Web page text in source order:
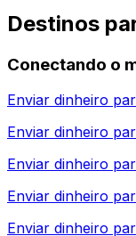
Destinos
Conectando o
Enviar dinheiro
Enviar dinheiro
Enviar dinheiro
Enviar dinheiro
Enviar dinheiro